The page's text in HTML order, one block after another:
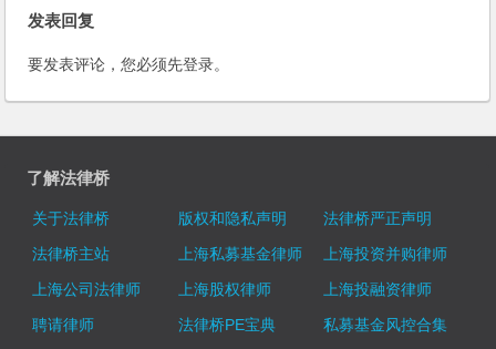
发表回复
要发表评论，您必须先登录。
了解法律桥
关于法律桥 版权和隐私声明
法律桥严正声明
法律桥主站
上海私募基金律师
上海投资并购律师
上海公司法律师
上海股权律师
上海投融资律师
聘请律师
法律桥PE宝典
私募基金风控合集